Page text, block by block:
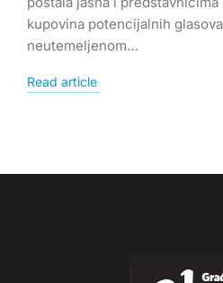
kupovina potencijalnih
neutemeljenom…
Read article